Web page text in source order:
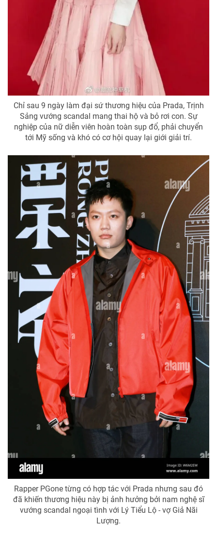
Chỉ sau 9 ngày làm đại sứ thương hiệu của Prada, Trịnh
Sảng vướng scandal mang thai hộ và bỏ rơi con. Sự
nghiệp của nữ diễn viên hoàn toàn sụp đổ, phải chuyển
tới Mỹ sống và khó có cơ hội quay lại giới giải trí.
Rapper PGone từng có hợp tác với Prada nhưng sau đó
đã khiến thương hiệu này bị ảnh hưởng bởi nam nghệ sĩ
vướng scandal ngoại tình với Lý Tiểu Lộ - vợ Giả Nãi
Lượng.